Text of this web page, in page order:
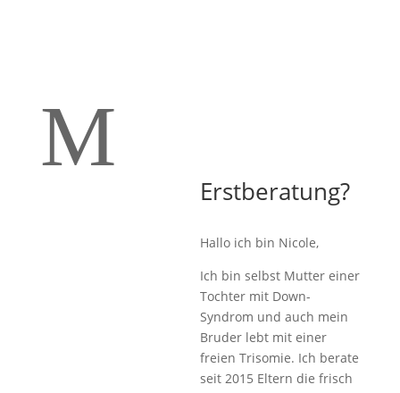
M
Erstberatung?
Hallo ich bin Nicole,
Ich bin selbst Mutter einer
Tochter mit Down-
Syndrom und auch mein
Bruder lebt mit einer
freien Trisomie. Ich berate
seit 2015 Eltern die frisch